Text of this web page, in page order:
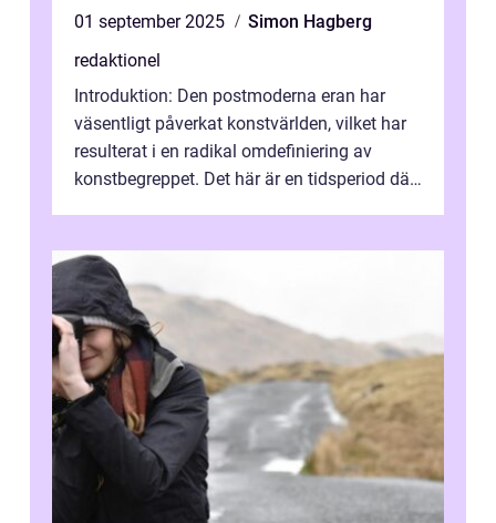
01 september 2025
Simon Hagberg
redaktionel
Introduktion: Den postmoderna eran har
väsentligt påverkat konstvärlden, vilket har
resulterat i en radikal omdefiniering av
konstbegreppet. Det här är en tidsperiod där